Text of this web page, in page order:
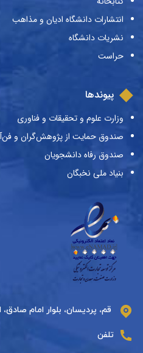
انتشارات دانشگاه ادیان و مذاهب
نشریات دانشگاه
حراست
پیوندها
وزارت علوم و تحقیقات و فناوری
صندوق حمایت از پژوهش‌گران و
صندوق رفاه دانشجویان
بنیاد ملی نخبگان
قم، پردیسان، بلوار امام صادق،
تلفن